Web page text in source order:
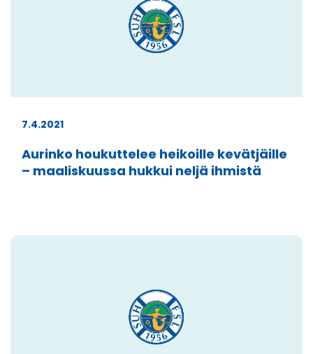
7.4.2021
Aurinko houkuttelee heikoille kevätjäille
– maaliskuussa hukkui neljä ihmistä